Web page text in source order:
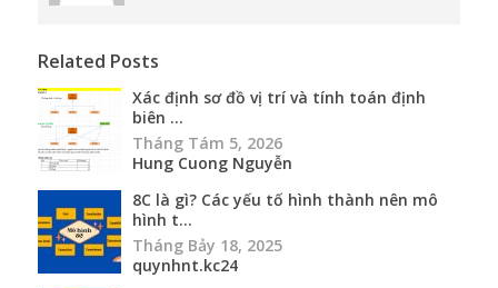
Related Posts
Xác định sơ đồ vị trí và tính toán định
biên ...
Tháng Tám 5, 2026
Hung Cuong Nguyễn
8C là gì? Các yếu tố hình thành nên mô
hình t...
Tháng Bảy 18, 2025
quynhnt.kc24